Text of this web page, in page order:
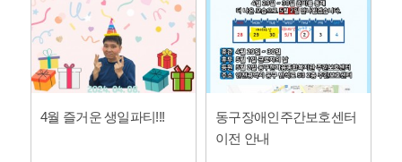
4월 즐거운 생일파티!!!
동구장애인주간보호센터
이전 안내